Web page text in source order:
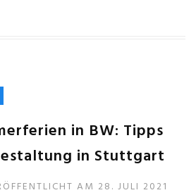
in BW: Tipps
in Stuttgart
AM 28. JULI 2021